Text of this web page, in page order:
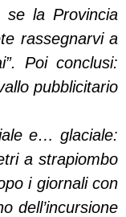
la Provincia
rassegnarvi a
Poi conclusi:
pubblicitario
e… glaciale:
a strapiombo
i giornali con
dell’incursione